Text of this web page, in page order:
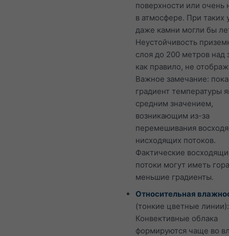
поверхности или очень
в атмосфере. При таких
даже камни могли бы
Неустойчивость
слоя до 200 метров над
как правило, не
Важное замечание:
градиент температуры
средним значением,
возникающим из-за
перемешивания
нисходящих потоков.
Фактические
потоки могут иметь
меньшие градиенты.
Относительная
(тонкие цветные линии):
Конвективные облака
формируются чаще во